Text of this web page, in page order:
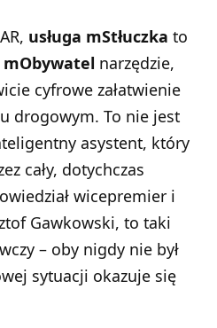
usługa mStłuczka to
mObywatel narzędzie,
cyfrowe załatwienie
drogowym. To nie jest
asystent, który
cały, dotychczas
wicepremier i
Gawkowski, to taki
– oby nigdy nie był
sytuacji okazuje się